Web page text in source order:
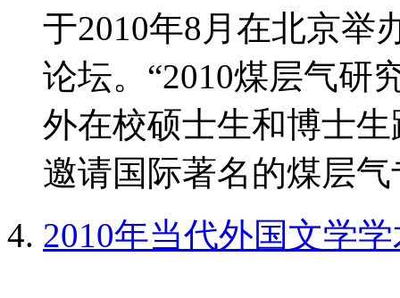
于2010年8月在北京举
论坛。“2010煤层气研
外在校硕士生和博士
邀请国际著名的煤层
2010年当代外国文学